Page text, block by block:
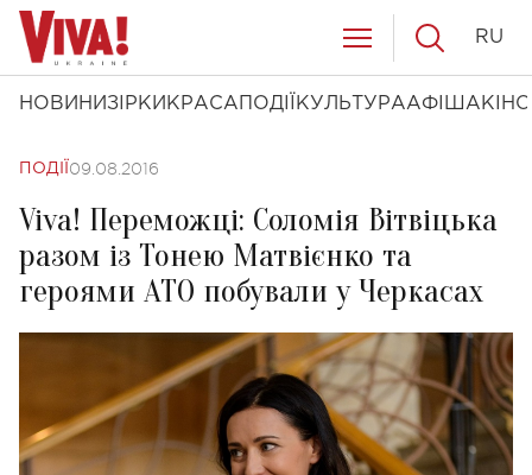
НОВИНИ ЗІРКИ КРАСА ПОДІЇ КУЛЬТУРААФІША КІНО
RU
ПОДІЇ 09.08.2016
Viva! Переможці: Соломія Вітвіцька
разом із Тонею Матвієнко та
героями АТО побували у Черкасах